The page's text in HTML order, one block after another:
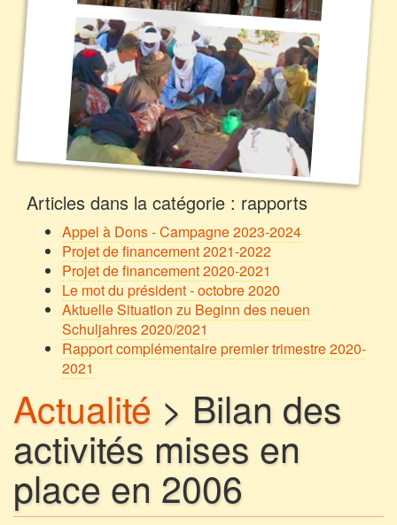
Articles dans la catégorie : rapports
Appel à Dons - Campagne 2023-2024
Projet de financement 2021-2022
Projet de financement 2020-2021
Le mot du président - octobre 2020
Aktuelle Situation zu Beginn des neuen
Schuljahres 2020/2021
Rapport complémentaire premier trimestre 2020-
2021
Actualité > Bilan des
activités mises en
place en 2006